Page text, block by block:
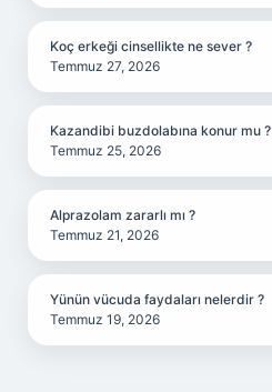
Koç erkeği cinsellikte ne sever ?
Temmuz 27, 2026
Kazandibi buzdolabına konur mu ?
Temmuz 25, 2026
Alprazolam zararlı mı ?
Temmuz 21, 2026
Yünün vücuda faydaları nelerdir ?
Temmuz 19, 2026